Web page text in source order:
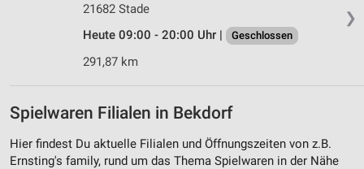
❯
21682 Stade
Heute 09:00 - 20:00 Uhr |
Geschlossen
291,87 km
Spielwaren Filialen in Bekdorf
Hier findest Du aktuelle Filialen und Öffnungszeiten von z.B.
Ernsting's family, rund um das Thema Spielwaren in der Nähe